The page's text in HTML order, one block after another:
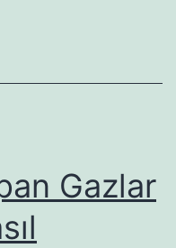
it
Gazlar